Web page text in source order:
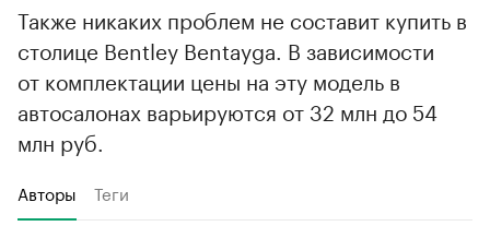
Также никаких проблем не составит купить в
столице Bentley Bentayga. В зависимости
от комплектации цены на эту модель в
автосалонах варьируются от 32 млн до 54
млн руб.
Авторы Теги